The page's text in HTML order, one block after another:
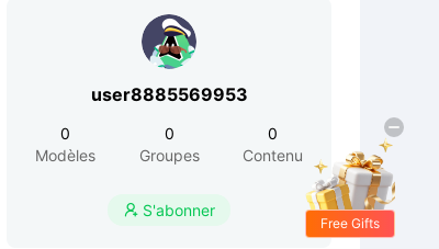
user8885569953
0
Modèles
0
Groupes
0
Contenu
 S'abonner
Free Gifts